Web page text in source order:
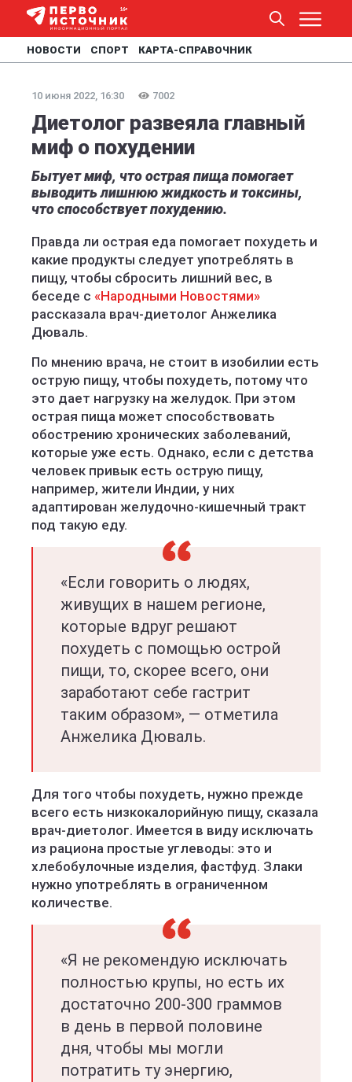
НОВОСТИ СПОРТ КАРТА-СПРАВОЧНИК
10 июня 2022, 16:30 7002
Диетолог развеяла главный
миф о похудении
Бытует миф, что острая пища помогает
выводить лишнюю жидкость и токсины,
что способствует похудению.
Правда ли острая еда помогает похудеть и
какие продукты следует употреблять в
пищу, чтобы сбросить лишний вес, в
беседе с «Народными Новостями»
рассказала врач-диетолог Анжелика
Дюваль.
По мнению врача, не стоит в изобилии есть
острую пищу, чтобы похудеть, потому что
это дает нагрузку на желудок. При этом
острая пища может способствовать
обострению хронических заболеваний,
которые уже есть. Однако, если с детства
человек привык есть острую пищу,
например, жители Индии, у них
адаптирован желудочно-кишечный тракт
под такую еду.
«Если говорить о людях,
живущих в нашем регионе,
которые вдруг решают
похудеть с помощью острой
пищи, то, скорее всего, они
заработают себе гастрит
таким образом», — отметила
Анжелика Дюваль.
Для того чтобы похудеть, нужно прежде
всего есть низкокалорийную пищу, сказала
врач-диетолог. Имеется в виду исключать
из рациона простые углеводы: это и
хлебобулочные изделия, фастфуд. Злаки
нужно употреблять в ограниченном
количестве.
«Я не рекомендую исключать
полностью крупы, но есть их
достаточно 200-300 граммов
в день в первой половине
дня, чтобы мы могли
потратить ту энергию,